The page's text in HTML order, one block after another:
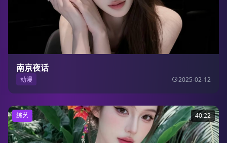
南京夜话
动漫 2025-02-12
综艺 40:22